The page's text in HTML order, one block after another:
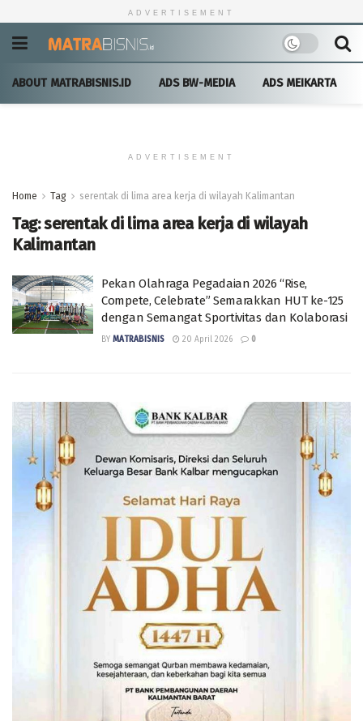
ADVERTISEMENT
ABOUT MATRABISNIS.ID ADS BW-MEDIA ADS MEIKARTA
ADVERTISEMENT
Home Tag serentak di lima area kerja di wilayah Kalimantan
Tag:serentak di lima area kerja di wilayah
Kalimantan
Pekan Olahraga Pegadaian 2026 “Rise,
Compete, Celebrate” Semarakkan HUT ke-125
dengan Semangat Sportivitas dan Kolaborasi
BY MATRABISNIS 20 April 2026 0